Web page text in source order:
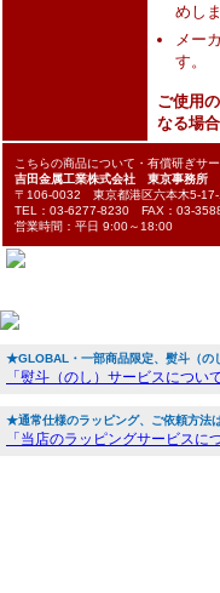
めし
メー
す。
ご使用
なる場
こちらの商品について・有償研ぎサ
吉田金属工業株式会社 東京事務所
〒106-0032 東京都港区六本木5-
TEL：03-6277-8230 FAX：03-
営業時間：平日 9:00～18:00
★GLOBAL・一部商品限定、熨斗（の
「熨斗（のし）サービスについ
★通常仕様のラッピング、ご依頼方法
「当店のラッピングサービスに